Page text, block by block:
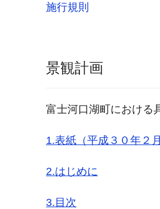
施行規則
景観計画
富士河口湖町における
1.表紙（平成３０年２
2.はじめに
3.目次